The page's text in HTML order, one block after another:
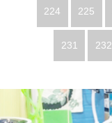
224 225
231 232